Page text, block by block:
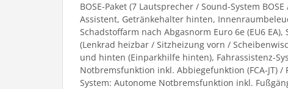
BOSE-Paket (7 Lautsprecher / Sound-System
Assistent, Getränkehalter hinten,
Schadstoffarm nach Abgasnorm Euro 6e (EU6
(Lenkrad heizbar / Sitzheizung vorn /
und hinten (Einparkhilfe hinten), Fahrassistenz-
Notbremsfunktion inkl. Abbiegefunktion (FCA-JT)
System: Autonome Notbremsfunktion inkl.